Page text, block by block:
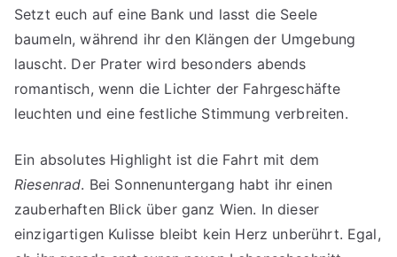
Setzt euch auf eine Bank und lasst die Seele
baumeln, während ihr den Klängen der Umgebung
lauscht. Der Prater wird besonders abends
romantisch, wenn die Lichter der Fahrgeschäfte
leuchten und eine festliche Stimmung verbreiten.
Ein absolutes Highlight ist die Fahrt mit dem
Riesenrad. Bei Sonnenuntergang habt ihr einen
zauberhaften Blick über ganz Wien. In dieser
einzigartigen Kulisse bleibt kein Herz unberührt. Egal,